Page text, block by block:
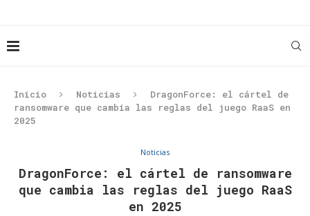
Inicio Noticias
DragonForce: el cártel de
ransomware que cambia las reglas del juego RaaS en
2025
Noticias
DragonForce: el cártel de ransomware
que cambia las reglas del juego RaaS
en 2025